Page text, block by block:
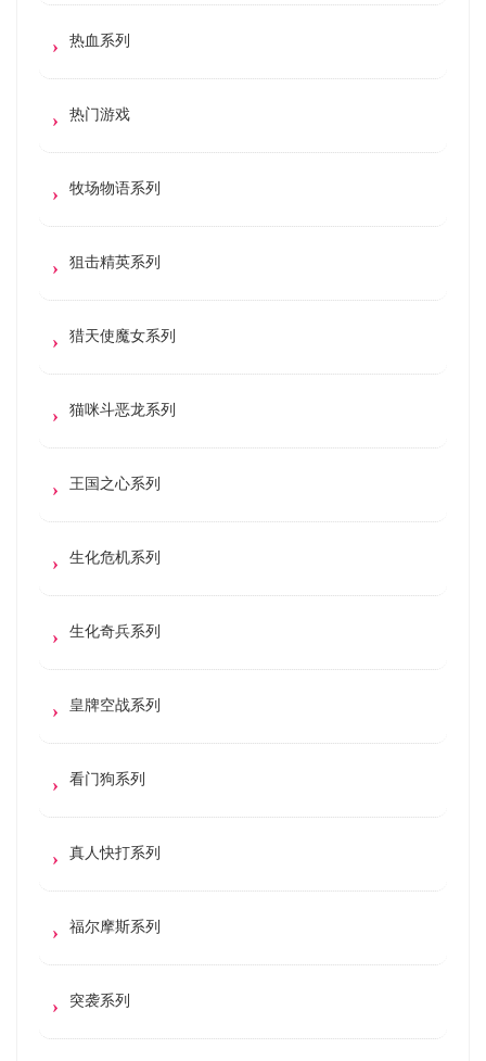
热血系列
热门游戏
牧场物语系列
狙击精英系列
猎天使魔女系列
猫咪斗恶龙系列
王国之心系列
生化危机系列
生化奇兵系列
皇牌空战系列
看门狗系列
真人快打系列
福尔摩斯系列
突袭系列